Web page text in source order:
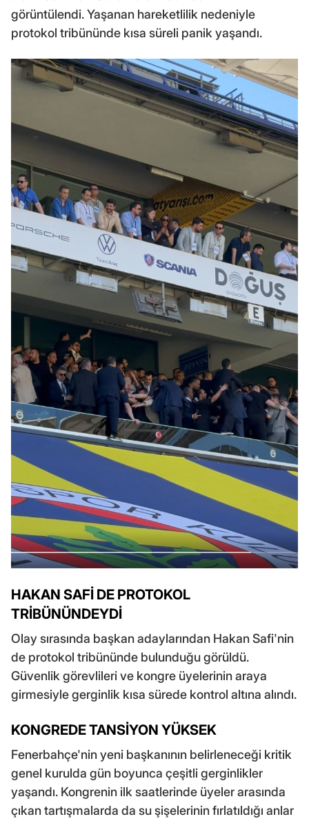
görüntülendi. Yaşanan hareketlilik nedeniyle
protokol tribününde kısa süreli panik yaşandı.
HAKAN SAFİ DE PROTOKOL
TRİBÜNÜNDEYDİ
Olay sırasında başkan adaylarından Hakan Safi'nin
de protokol tribününde bulunduğu görüldü.
Güvenlik görevlileri ve kongre üyelerinin araya
girmesiyle gerginlik kısa sürede kontrol altına alındı.
KONGREDE TANSİYON YÜKSEK
Fenerbahçe'nin yeni başkanının belirleneceği kritik
genel kurulda gün boyunca çeşitli gerginlikler
yaşandı. Kongrenin ilk saatlerinde üyeler arasında
çıkan tartışmalarda da su şişelerinin fırlatıldığı anlar